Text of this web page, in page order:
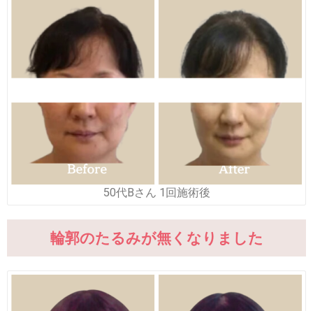
50代Bさん 1回施術後
輪郭のたるみが無くなりました